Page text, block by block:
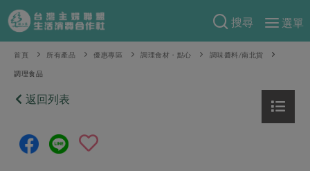
搜尋
選單
產品分類
當季蔬果
一籃菜
辛香料類
食譜料理
米食
預購活動
綠主張
首頁 所有產品 優惠專區 調理食材・點心 調味醬料/南北貨
調理食品
返回列表